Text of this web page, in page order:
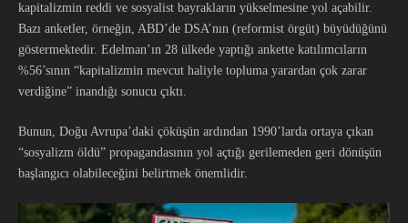
kapitalizmin reddi ve sosyalist bayrakların yükselmesine yol açabilir.
Bazı anketler, örneğin, ABD’de DSA’nın (reformist örgüt) büyüdüğünü
göstermektedir. Edelman’ın 28 ülkede yaptığı ankette katılımcıların
%56’sının “kapitalizmin mevcut haliyle topluma yarardan çok zarar
verdiğine” inandığı sonucu çıktı.
Bunun, Doğu Avrupa’daki çöküşün ardından 1990’larda ortaya çıkan
“sosyalizm öldü” propagandasının yol açtığı gerilemeden geri dönüşün
başlangıcı olabileceğini belirtmek önemlidir.